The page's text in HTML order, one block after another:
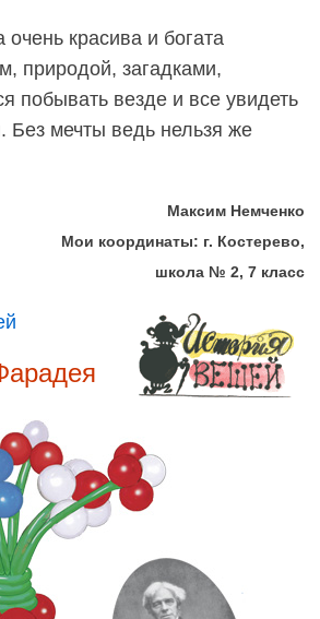
красива и богата
природой, загадками,
побывать везде и все увидеть
Без мечты ведь нельзя же
Максим Немченко
Мои координаты: г. Костерево,
школа № 2, 7 класс